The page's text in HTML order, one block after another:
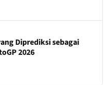
Diprediksi sebagai
2026